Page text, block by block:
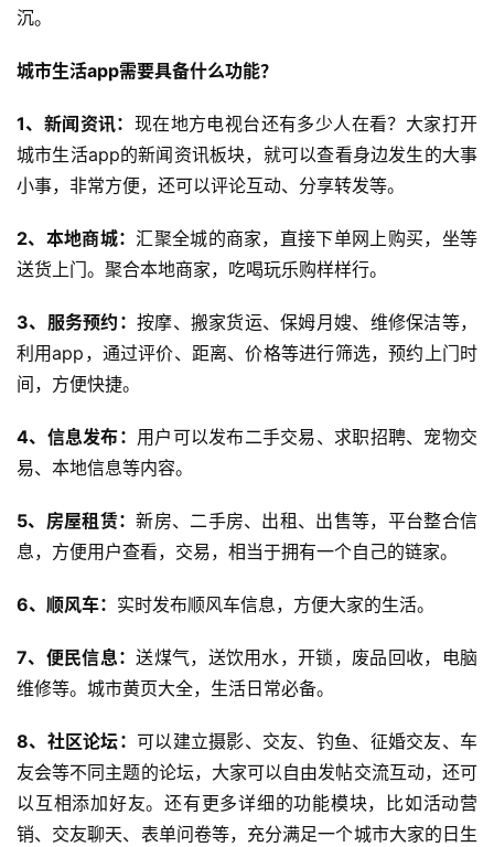
首
关
案
务
5
开
发
沉。
城市生活app需要具备什么功能？
1、新闻资讯： 现在地方电视台还有多少人在看？大家打开
城市生活app的新闻资讯板块，就可以查看身边发生的大事
小事，非常方便，还可以评论互动、分享转发等。
2、本地商城： 汇聚全城的商家，直接下单网上购买，坐等
送货上门。聚合本地商家，吃喝玩乐购样样行。
3、服务预约： 按摩、搬家货运、保姆月嫂、维修保洁等，
利用app，通过评价、距离、价格等进行筛选，预约上门时
间，方便快捷。
4、信息发布： 用户可以发布二手交易、求职招聘、宠物交
易、本地信息等内容。
5、房屋租赁：新房、二手房、出租、出售等，平台整合信
息，方便用户查看，交易，相当于拥有一个自己的链家。
6、顺风车： 实时发布顺风车信息，方便大家的生活。
7、便民信息：送煤气，送饮用水，开锁，废品回收，电脑
维修等。城市黄页大全，生活日常必备。
8、社区论坛： 可以建立摄影、交友、钓鱼、征婚交友、车
友会等不同主题的论坛，大家可以自由发帖交流互动，还可
以互相添加好友。还有更多详细的功能模块，比如活动营
销、交友聊天、表单问卷等，充分满足一个城市大家的日生